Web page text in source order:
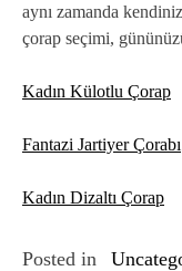
aynı zamanda
çorap seçimi,
Kadın Külotlu Çorap
Fantazi Jartiyer Çorabı
Kadın Dizaltı Çorap
Posted in